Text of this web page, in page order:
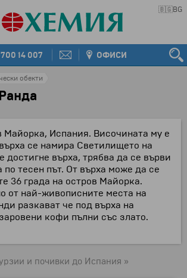
🇧🇬BG
14 007 ОФИСИ
обекти
Майорка, Испания. Височината му е
се намира Светилището на
достигне върха, трябва да се върви
по тесен път. От върха може да се
36 града на остров Майорка.
от най-живописните места на
разкават че под върха на
кофи пълни със злато.
и почивки до Испания »